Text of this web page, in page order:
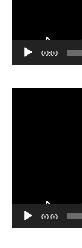
00:00
00:00